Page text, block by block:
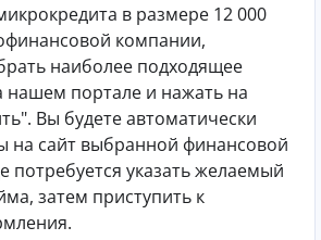
в размере 12 000
компании,
наиболее подходящее
нашем портале и нажать на
Вы будете автоматически
на сайт выбранной финансовой
потребуется указать желаемый
затем приступить к